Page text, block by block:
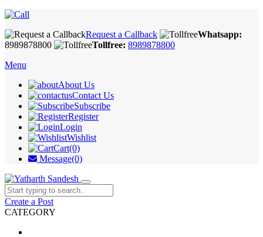
Request a Callback
Whatsapp:
8989878800
Tollfree: 8989878800
Menu
About Us
Contact Us
Subscribe
Register
Login
Wishlist
Cart(0)
Message(0)
Create a Post
CATEGORY